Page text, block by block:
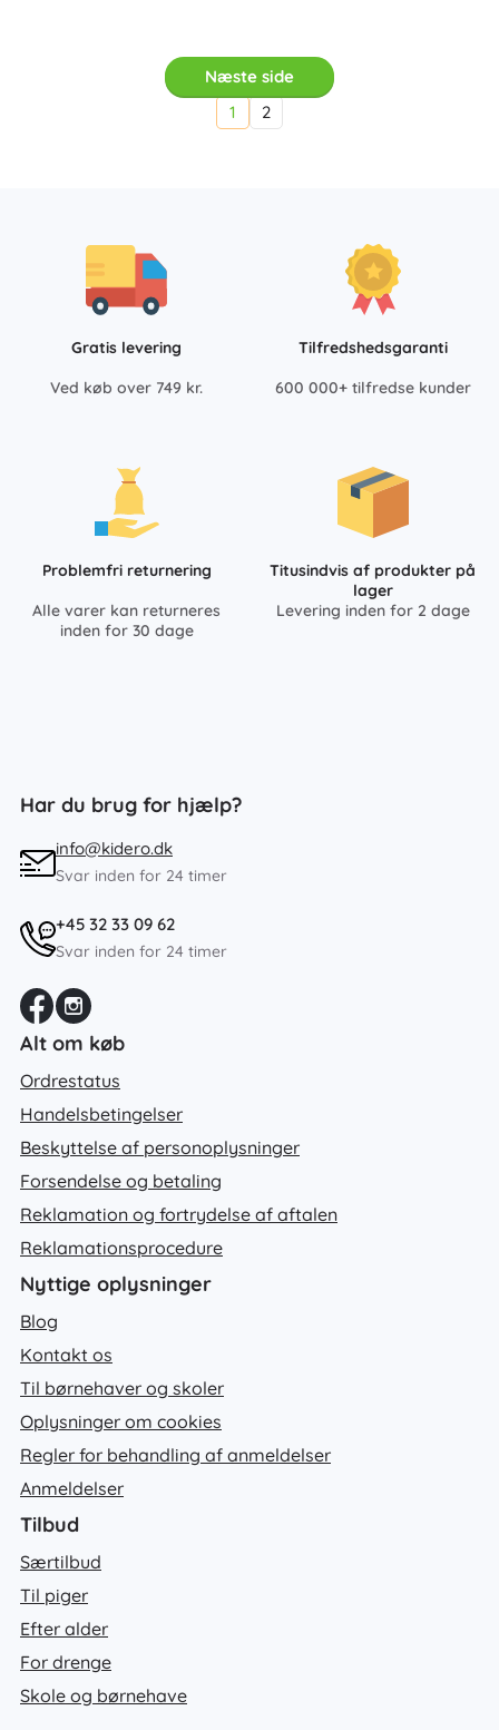
Næste side
1
2
Gratis levering
Ved køb over 749 kr.
Tilfredshedsgaranti
600 000+ tilfredse kunder
Problemfri returnering
Alle varer kan returneres
inden for 30 dage
Titusindvis af produkter på
lager
Levering inden for 2 dage
Har du brug for hjælp?
info@kidero.dk
Svar inden for 24 timer
+45 32 33 09 62
Svar inden for 24 timer
Alt om køb
Ordrestatus
Handelsbetingelser
Beskyttelse af personoplysninger
Forsendelse og betaling
Reklamation og fortrydelse af aftalen
Reklamationsprocedure
Nyttige oplysninger
Blog
Kontakt os
Til børnehaver og skoler
Oplysninger om cookies
Regler for behandling af anmeldelser
Anmeldelser
Tilbud
Særtilbud
Til piger
Efter alder
For drenge
Skole og børnehave